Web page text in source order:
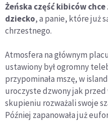
Żeńska część kibiców
dziecko, a panie, które już
chrzestnego.
Atmosfera na głównym
ustawiony był ogromny
przypominała mszę, w
uroczyste dzwony jak
skupieniu rozważali swoje
Później zapanowała już